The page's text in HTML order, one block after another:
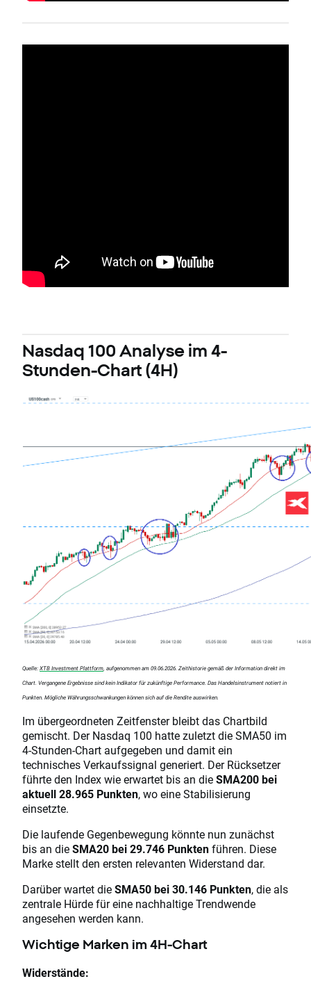
Nasdaq 100 Analyse im 4-
Stunden-Chart (4H)
Quelle: XTB Investment Plattform, aufgenommen am 09.06.2026. Zeithistorie gemäß der Information direkt im
Chart. Vergangene Ergebnisse sind kein Indikator für zukünftige Performance. Das Handelsinstrument notiert in
Punkten. Mögliche Währungsschwankungen können sich auf die Rendite auswirken.
Im übergeordneten Zeitfenster bleibt das Chartbild
gemischt. Der Nasdaq 100 hatte zuletzt die SMA50 im
4-Stunden-Chart aufgegeben und damit ein
technisches Verkaufssignal generiert. Der Rücksetzer
führte den Index wie erwartet bis an dieSMA200 bei
aktuell 28.965 Punkten, wo eine Stabilisierung
einsetzte.
Die laufende Gegenbewegung könnte nun zunächst
bis an dieSMA20 bei 29.746 Punktenführen. Diese
Marke stellt den ersten relevanten Widerstand dar.
Darüber wartet dieSMA50 bei 30.146 Punkten, die als
zentrale Hürde für eine nachhaltige Trendwende
angesehen werden kann.
Wichtige Marken im 4H-Chart
Widerstände: